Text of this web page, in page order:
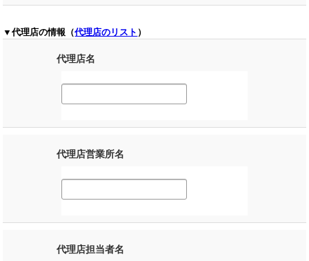
▼代理店の情報（代理店のリスト ）
代理店名
代理店営業所名
代理店担当者名